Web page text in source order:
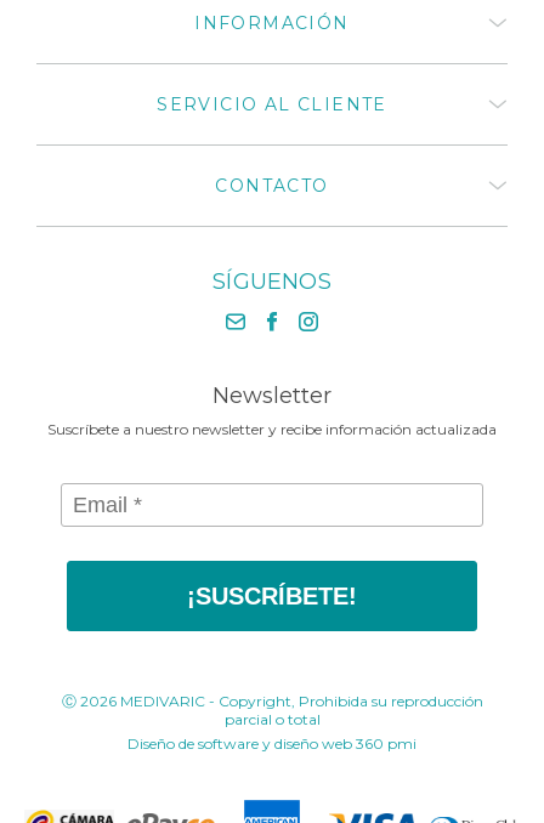
INFORMACIÓN
Quiénes somos
Medivaric?
Políticas de privacidad
devoluciones 2025
El cuidado que tu cuerpo
Bogotá 2025
SERVICIO AL CLIENTE
Preguntas frecuentes
Mis compras
Medivaric en Colombia
Contáctenos
CONTACTO
+57 1 430 3030
+57 318 675 8664
SÍGUENOS
Newsletter
Suscríbete a nuestro newsletter y recibe información actualizada
¡SUSCRÍBETE!
Ⓒ 2026 MEDIVARIC - Copyright, Prohibida su reproducción
parcial o total
Diseño de software y diseño web 360 pmi